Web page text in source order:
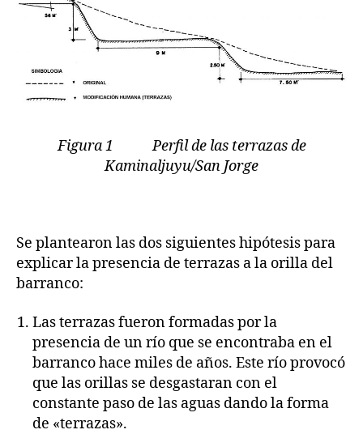
Figura 1 Perfil de las terrazas de
Kaminaljuyu/San Jorge
Se plantearon las dos siguientes hipótesis para
explicar la presencia de terrazas a la orilla del
barranco:
Las terrazas fueron formadas por la
presencia de un río que se encontraba en el
barranco hace miles de años. Este río provocó
que las orillas se desgastaran con el
constante paso de las aguas dando la forma
de «terrazas».